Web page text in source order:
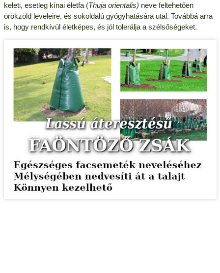
keleti, esetleg kínai életfa (Thuja orientalis) neve feltehetően
örökzöld leveleire, és sokoldalú gyógyhatására utal. Továbbá arra
is, hogy rendkívül életképes, és jól tolerálja a szélsőségeket.